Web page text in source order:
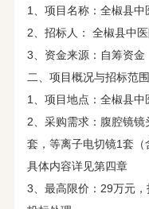
1、项目名称：全椒县
2、招标人： 全椒县中
3、资金来源：自筹资金
二、项目概况与招标范围
1、项目地点：全椒县中
2、采购需求：腹腔镜
套，等离子电切镜1套（
具体内容详见第四章
3、最高限价：29万元